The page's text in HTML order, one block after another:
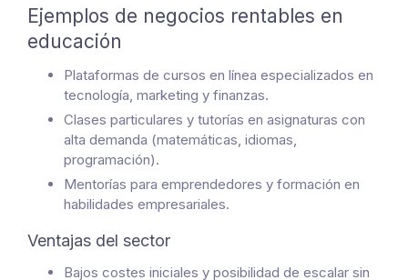
Ejemplos de negocios rentables en
educación
Plataformas de cursos en línea especializados en
tecnología, marketing y finanzas.
Clases particulares y tutorías en asignaturas con
alta demanda (matemáticas, idiomas,
programación).
Mentorías para emprendedores y formación en
habilidades empresariales.
Ventajas del sector
Bajos costes iniciales y posibilidad de escalar sin